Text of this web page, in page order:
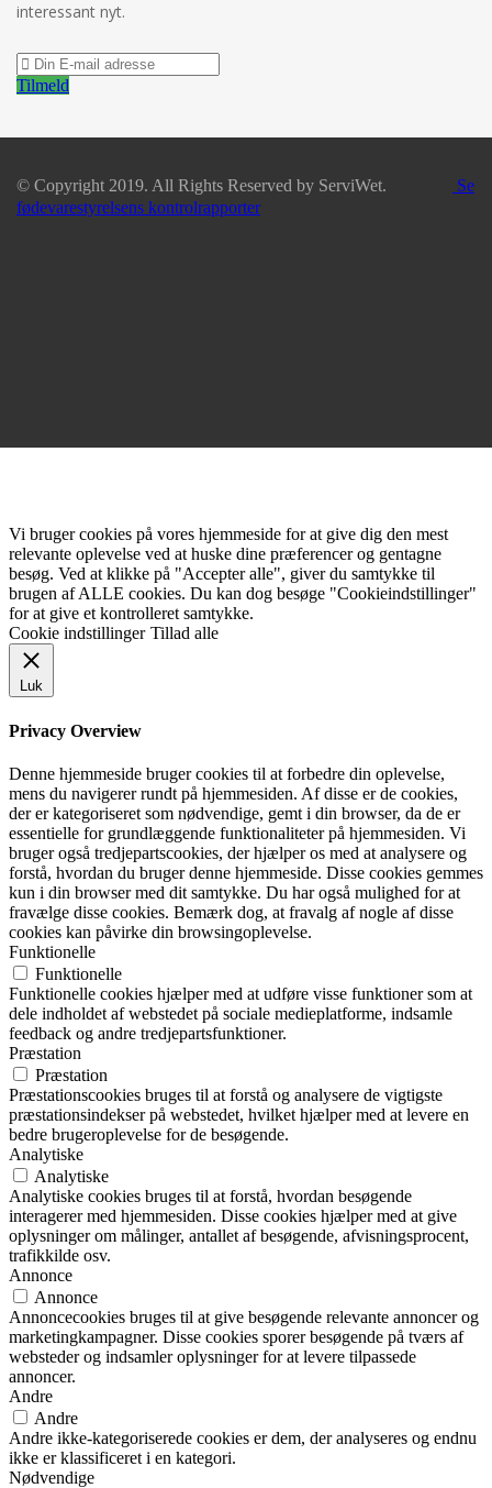
interessant nyt.
Tilmeld
© Copyright 2019. All Rights Reserved by ServiWet.
Se
fødevarestyrelsens kontrolrapporter
Vi bruger cookies på vores hjemmeside for at give dig den mest
relevante oplevelse ved at huske dine præferencer og gentagne
besøg. Ved at klikke på "Accepter alle", giver du samtykke til
brugen af ALLE cookies. Du kan dog besøge "Cookieindstillinger"
for at give et kontrolleret samtykke.
Cookie indstillinger Tillad alle
Luk
Privacy Overview
Denne hjemmeside bruger cookies til at forbedre din oplevelse,
mens du navigerer rundt på hjemmesiden. Af disse er de cookies,
der er kategoriseret som nødvendige, gemt i din browser, da de er
essentielle for grundlæggende funktionaliteter på hjemmesiden. Vi
bruger også tredjepartscookies, der hjælper os med at analysere og
forstå, hvordan du bruger denne hjemmeside. Disse cookies gemmes
kun i din browser med dit samtykke. Du har også mulighed for at
fravælge disse cookies. Bemærk dog, at fravalg af nogle af disse
cookies kan påvirke din browsingoplevelse.
Funktionelle
Funktionelle
Funktionelle cookies hjælper med at udføre visse funktioner som at
dele indholdet af webstedet på sociale medieplatforme, indsamle
feedback og andre tredjepartsfunktioner.
Præstation
Præstation
Præstationscookies bruges til at forstå og analysere de vigtigste
præstationsindekser på webstedet, hvilket hjælper med at levere en
bedre brugeroplevelse for de besøgende.
Analytiske
Analytiske
Analytiske cookies bruges til at forstå, hvordan besøgende
interagerer med hjemmesiden. Disse cookies hjælper med at give
oplysninger om målinger, antallet af besøgende, afvisningsprocent,
trafikkilde osv.
Annonce
Annonce
Annoncecookies bruges til at give besøgende relevante annoncer og
marketingkampagner. Disse cookies sporer besøgende på tværs af
websteder og indsamler oplysninger for at levere tilpassede
annoncer.
Andre
Andre
Andre ikke-kategoriserede cookies er dem, der analyseres og endnu
ikke er klassificeret i en kategori.
Nødvendige